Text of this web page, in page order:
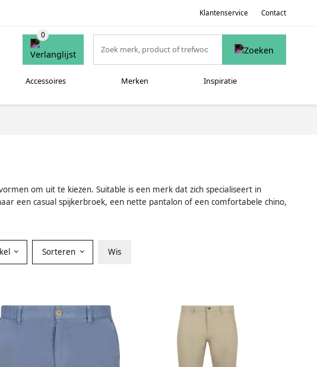
Klantenservice Contact
Accessoires Merken Inspiratie
om uit te kiezen. Suitable is een merk dat zich specialiseert in
een casual spijkerbroek, een nette pantalon of een comfortabele chino,
Sorteren Wis